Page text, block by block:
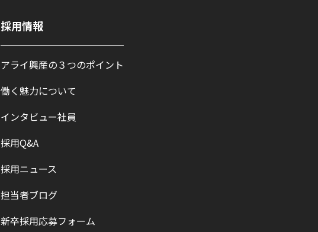
採用情報
アライ興産の３つのポイント
働く魅力について
インタビュー社員
採用Q&A
採用ニュース
担当者ブログ
新卒採用応募フォーム